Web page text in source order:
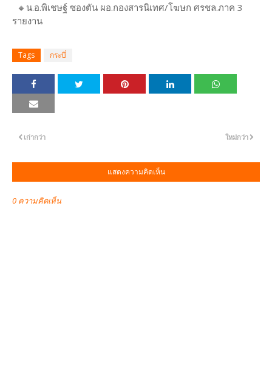
🔸น.อ.พิเชษฐ์ ซองตัน ผอ.กองสารนิเทศ/โฆษก ศรชล.ภาค 3
รายงาน
Tags กระบี่
ใหม่กว่า
เก่ากว่า
แสดงความคิดเห็น
0 ความคิดเห็น